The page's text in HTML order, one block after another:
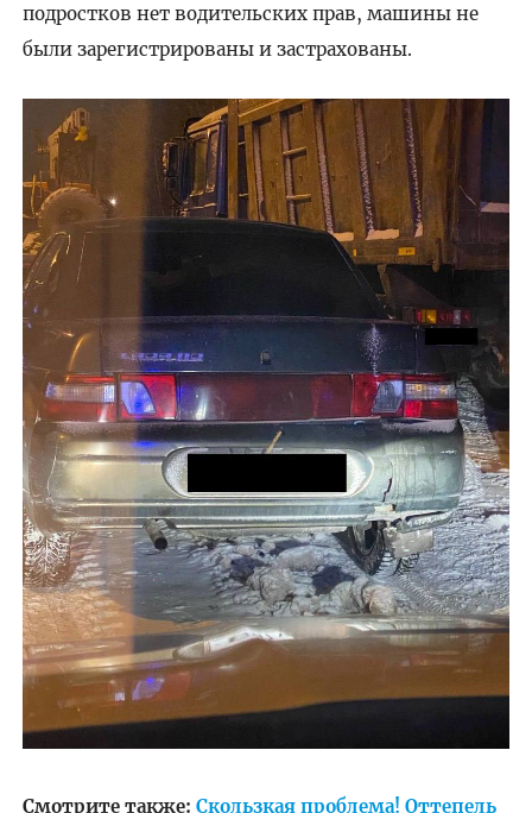
подростков нет водительских прав, машины не
были зарегистрированы и застрахованы.
Смотрите также: Скользкая проблема! Оттепель